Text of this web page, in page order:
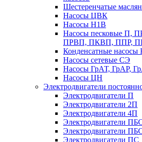
Шестеренчатые
Насосы ЦВК
Насосы Н1В
Насосы песковые П,
ПРВП, ПКВП, ППР,
Конденсатные
Насосы сетевые СЭ
Насосы ГрАТ, ГрАР,
Насосы ЦН
Электродвигатели
Электродвигатели П
Электродвигатели 2П
Электродвигатели 4П
Электродвигатели
Электродвигатели
Электродвигатели ПС